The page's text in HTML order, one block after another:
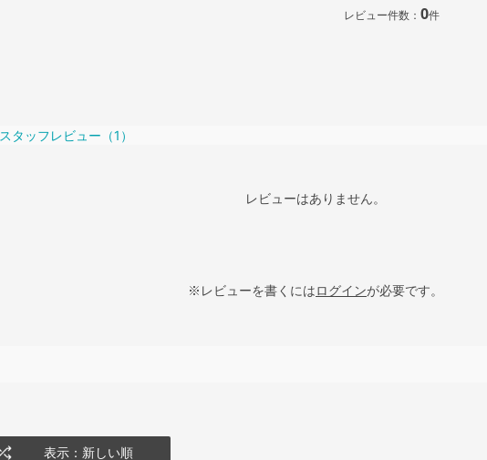
レビュー件数： 0件
スタッフレビュー （1）
レビューはありません。
※レビューを書くにはログインが必要です。
表示：新しい順